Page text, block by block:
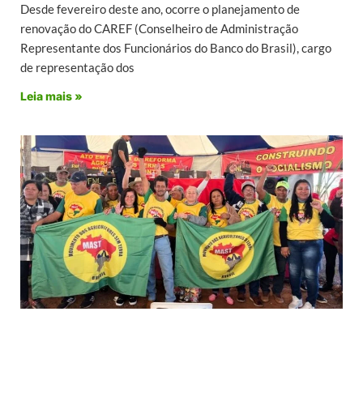
Desde fevereiro deste ano, ocorre o planejamento de
renovação do CAREF (Conselheiro de Administração
Representante dos Funcionários do Banco do Brasil), cargo
de representação dos
Leia mais »